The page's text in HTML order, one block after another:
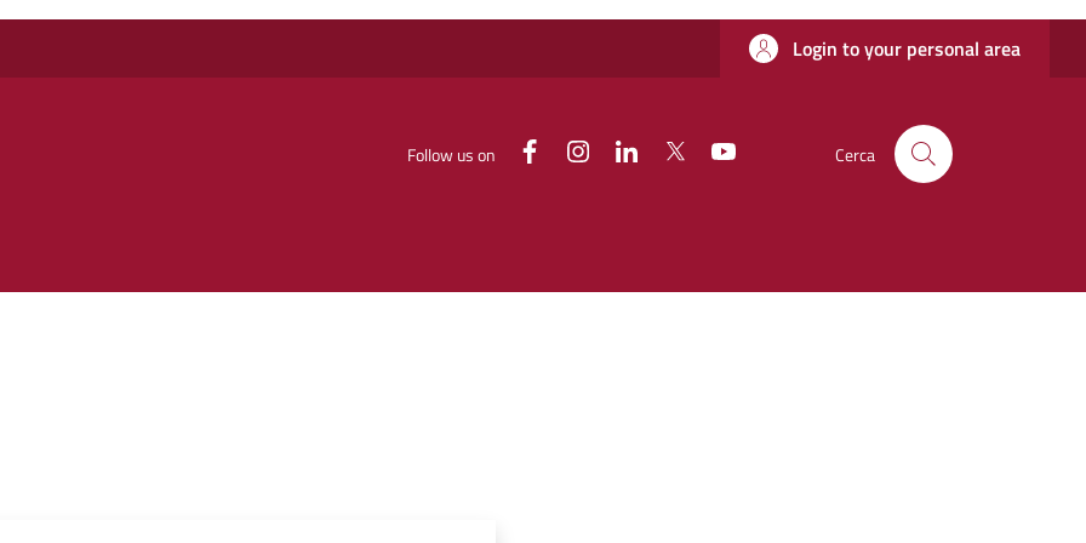
Login to your personal area
Follow us on FacebookInstagramLinkedinTwitter Cerca